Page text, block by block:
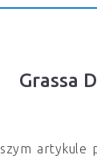
Grassa
artykule